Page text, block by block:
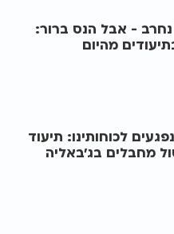
נחרב - אבל הנס ברור:
מהיום
לכוחותינו: תיעוד
מחבלים בג'באליה